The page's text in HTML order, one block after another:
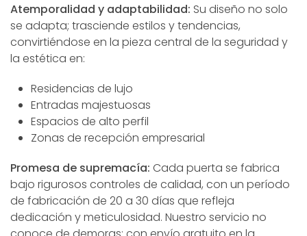
Atemporalidad y adaptabilidad: Su diseño no solo
se adapta; trasciende estilos y tendencias,
convirtiéndose en la pieza central de la seguridad y
la estética en:
Residencias de lujo
Entradas majestuosas
Espacios de alto perfil
Zonas de recepción empresarial
Promesa de supremacía: Cada puerta se fabrica
bajo rigurosos controles de calidad, con un período
de fabricación de 20 a 30 días que refleja
dedicación y meticulosidad. Nuestro servicio no